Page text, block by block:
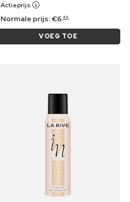
Actieprijs
Normale prijs:€6 49
VOEG TOE